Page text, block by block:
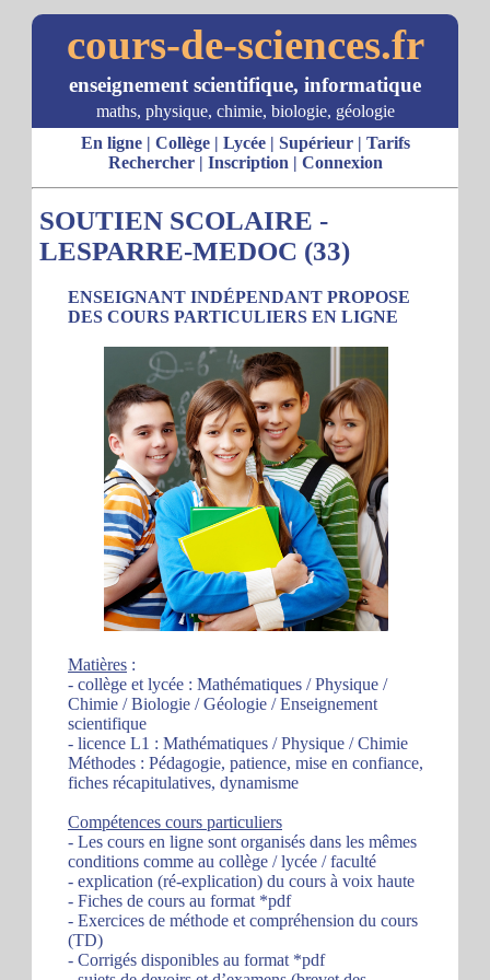
cours-de-sciences.fr
enseignement scientifique, informatique
maths, physique, chimie, biologie, géologie
En ligne| Collège| Lycée| Supérieur| Tarifs
Rechercher| Inscription | Connexion
SOUTIEN SCOLAIRE -
LESPARRE-MEDOC (33)
ENSEIGNANT INDÉPENDANT PROPOSE
DES COURS PARTICULIERS EN LIGNE
Matières :
- collège et lycée : Mathématiques / Physique /
Chimie / Biologie / Géologie / Enseignement
scientifique
- licence L1 : Mathématiques / Physique / Chimie
Méthodes : Pédagogie, patience, mise en confiance,
fiches récapitulatives, dynamisme
Compétences cours particuliers
- Les cours en ligne sont organisés dans les mêmes
conditions comme au collège / lycée / faculté
- explication (ré-explication) du cours à voix haute
- Fiches de cours au format *pdf
- Exercices de méthode et compréhension du cours
(TD)
- Corrigés disponibles au format *pdf